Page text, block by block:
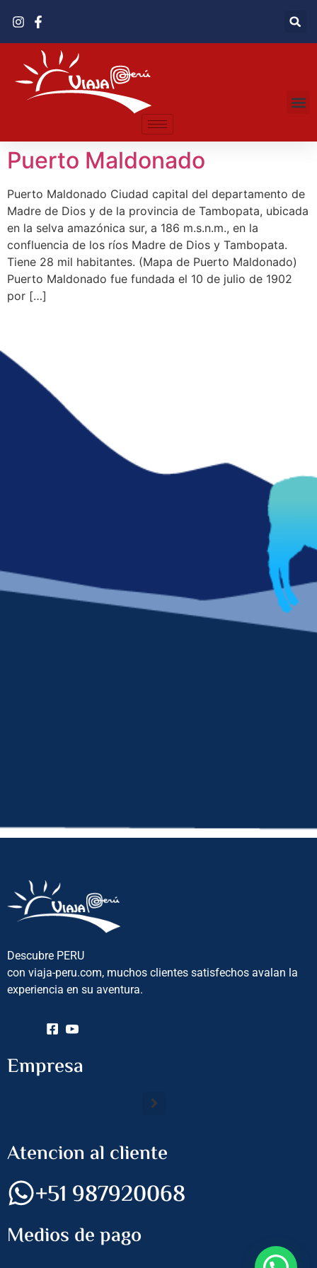
Puerto Maldonado
Puerto Maldonado Ciudad capital del departamento de
Madre de Dios y de la provincia de Tambopata, ubicada
en la selva amazónica sur, a 186 m.s.n.m., en la
confluencia de los ríos Madre de Dios y Tambopata.
Tiene 28 mil habitantes. (Mapa de Puerto Maldonado)
Puerto Maldonado fue fundada el 10 de julio de 1902
por […]
Descubre PERU
con viaja-peru.com, muchos clientes satisfechos avalan la
experiencia en su aventura.
Empresa
Atencion al cliente
+51 987920068
Medios de pago